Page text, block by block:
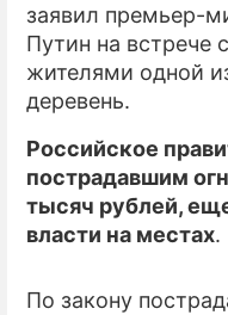
заявил премьер-
Путин на встрече
жителями одной
деревень.
Российское
пострадавшим
тысяч рублей,
власти на местах.
По закону